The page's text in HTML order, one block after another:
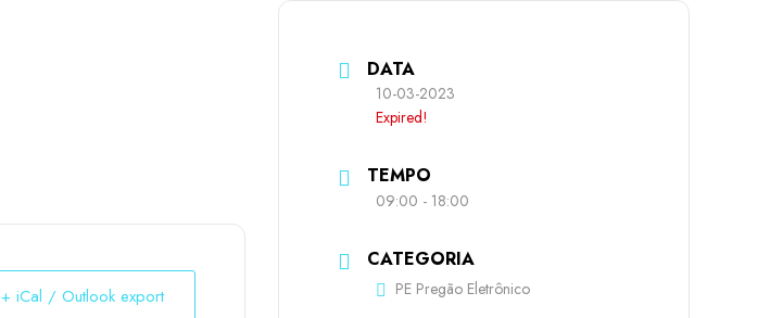
+ iCal / Outlook export
DATA
10-03-2023
Expired!
TEMPO
09:00 - 18:00
CATEGORIA
PE Pregão Eletrônico